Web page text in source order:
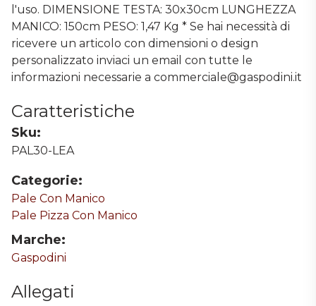
l'uso. DIMENSIONE TESTA: 30x30cm LUNGHEZZA
MANICO: 150cm PESO: 1,47 Kg * Se hai necessità di
ricevere un articolo con dimensioni o design
personalizzato inviaci un email con tutte le
informazioni necessarie a commerciale@gaspodini.it
Caratteristiche
Sku:
PAL30-LEA
Categorie:
Pale Con Manico
Pale Pizza Con Manico
Marche:
Gaspodini
Allegati